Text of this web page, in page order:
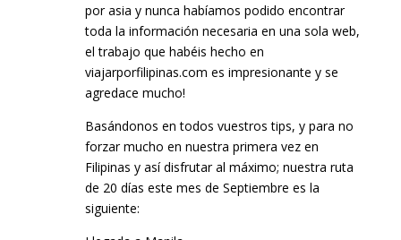
por asia y nunca habíamos podido encontrar
toda la información necesaria en una sola web,
el trabajo que habéis hecho en
viajarporfilipinas.com es impresionante y se
agredace mucho!
Basándonos en todos vuestros tips, y para no
forzar mucho en nuestra primera vez en
Filipinas y así disfrutar al máximo; nuestra ruta
de 20 días este mes de Septiembre es la
siguiente: